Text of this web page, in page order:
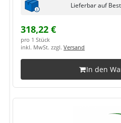
Lieferbar auf
318,22 €
pro 1 Stück
inkl. MwSt. zzgl. Versand
In den